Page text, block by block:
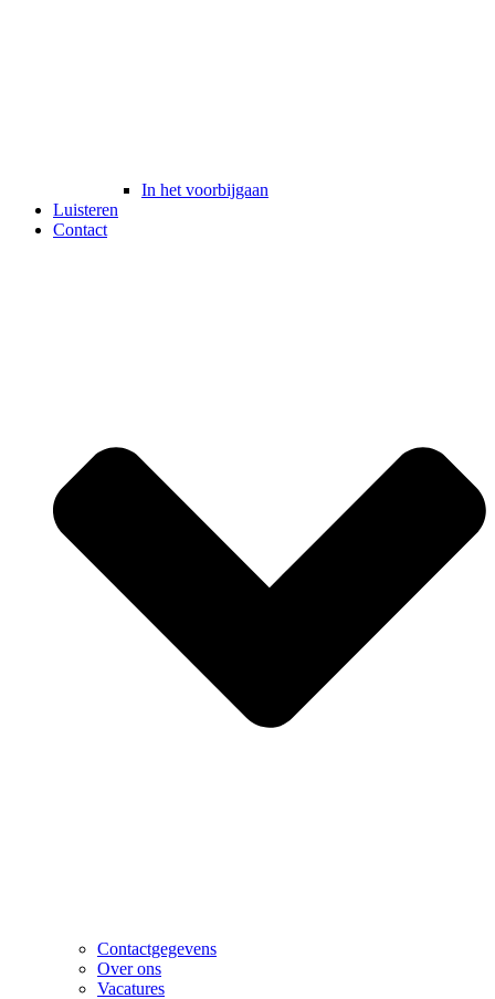
In het voorbijgaan
Luisteren
Contact
Contactgegevens
Over ons
Vacatures